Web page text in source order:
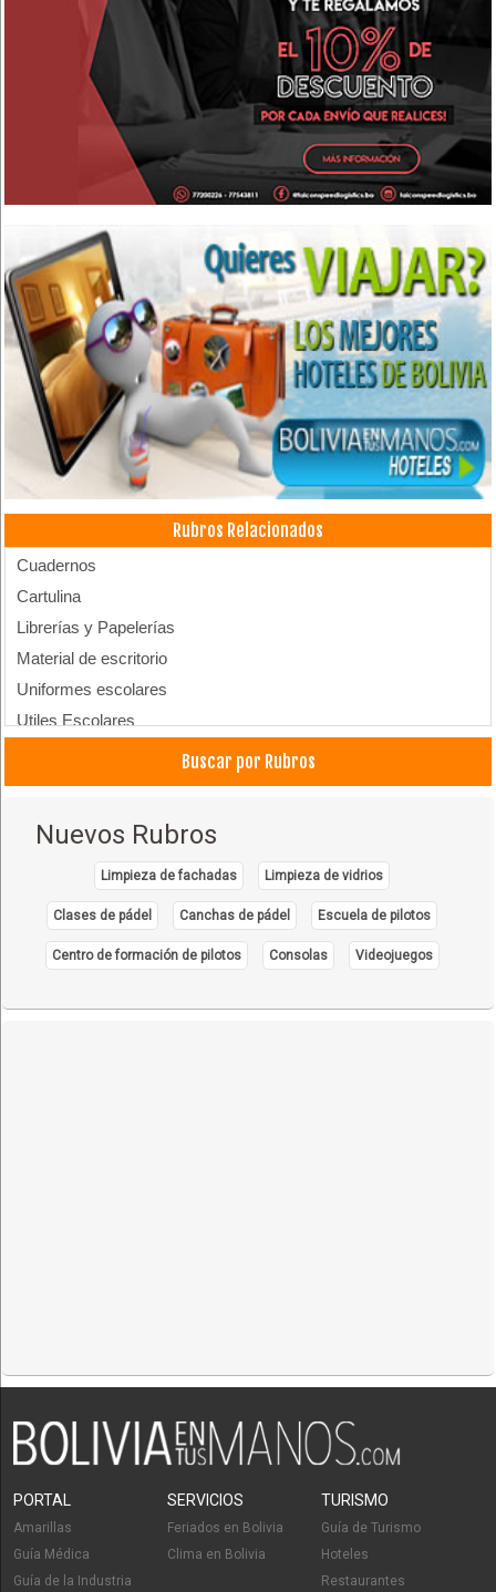
Rubros Relacionados
Cuadernos
Cartulina
Librerías y Papelerías
Material de escritorio
Uniformes escolares
Utiles Escolares
Buscar por Rubros
Nuevos Rubros
Limpieza de fachadas Limpieza de vidrios
Clases de pádel Canchas de pádel Escuela de pilotos
Centro de formación de pilotos Consolas Videojuegos
PORTAL
Amarillas
Guía Médica
Guía de la Industria
SERVICIOS
Feriados en Bolivia
Clima en Bolivia
TURISMO
Guía de Turismo
Hoteles
Restaurantes